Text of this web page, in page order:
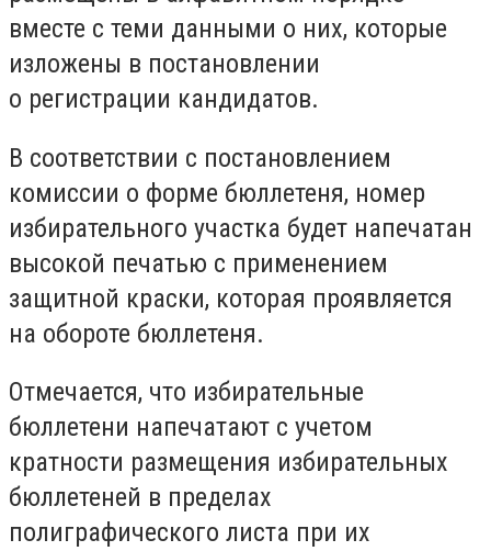
вместе с теми данными о них, которые
изложены в постановлении
о регистрации кандидатов.
В соответствии с постановлением
комиссии о форме бюллетеня, номер
избирательного участка будет напечатан
высокой печатью с применением
защитной краски, которая проявляется
на обороте бюллетеня.
Отмечается, что избирательные
бюллетени напечатают с учетом
кратности размещения избирательных
бюллетеней в пределах
полиграфического листа при их